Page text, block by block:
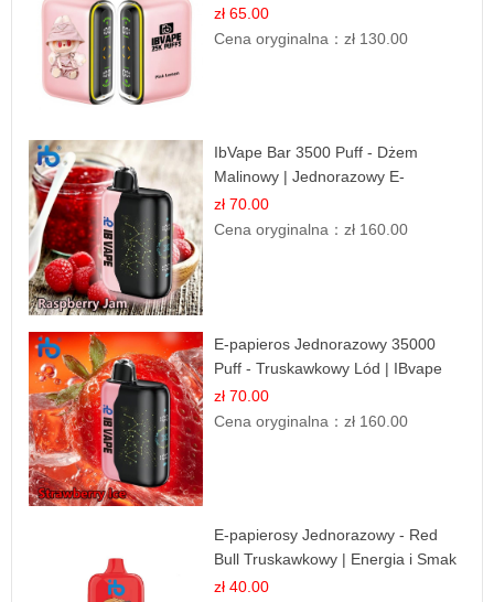
Orzeźwiający Owoc
zł 65.00
Cena oryginalna：zł 130.00
IbVape Bar 3500 Puff - Dżem
Malinowy | Jednorazowy E-
papieros
zł 70.00
Cena oryginalna：zł 160.00
E-papieros Jednorazowy 35000
Puff - Truskawkowy Lód | IBvape
zł 70.00
Cena oryginalna：zł 160.00
E-papierosy Jednorazowy - Red
Bull Truskawkowy | Energia i Smak
zł 40.00